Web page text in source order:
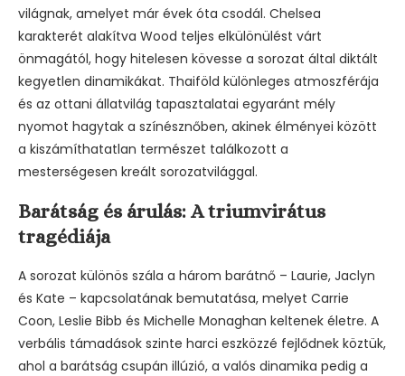
világnak, amelyet már évek óta csodál. Chelsea
karakterét alakítva Wood teljes elkülönülést várt
önmagától, hogy hitelesen kövesse a sorozat által diktált
kegyetlen dinamikákat. Thaiföld különleges atmoszférája
és az ottani állatvilág tapasztalatai egyaránt mély
nyomot hagytak a színésznőben, akinek élményei között
a kiszámíthatatlan természet találkozott a
mesterségesen kreált sorozatvilággal.
Barátság és árulás: A triumvirátus
tragédiája
A sorozat különös szála a három barátnő – Laurie, Jaclyn
és Kate – kapcsolatának bemutatása, melyet Carrie
Coon, Leslie Bibb és Michelle Monaghan keltenek életre. A
verbális támadások szinte harci eszközzé fejlődnek köztük,
ahol a barátság csupán illúzió, a valós dinamika pedig a